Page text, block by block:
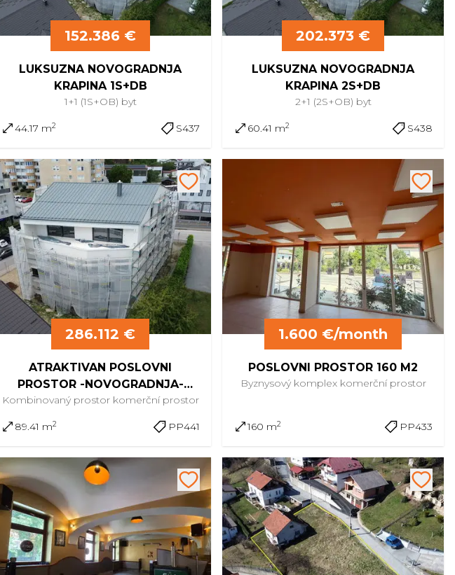
152.386 €
LUKSUZNA NOVOGRADNJA
KRAPINA 1S+DB
1+1 (1S+OB) byt
44.17 m2 S437
202.373 €
LUKSUZNA NOVOGRADNJA
KRAPINA 2S+DB
2+1 (2S+OB) byt
60.41 m2 S438
286.112 €
ATRAKTIVAN POSLOVNI
PROSTOR -NOVOGRADNJA-
CENTAR KRAPINA
Kombinovaný prostor komerční prostor
89.41 m2 PP441
1.600 €/month
POSLOVNI PROSTOR 160 M2
Byznysový komplex komerční prostor
160 m2 PP433